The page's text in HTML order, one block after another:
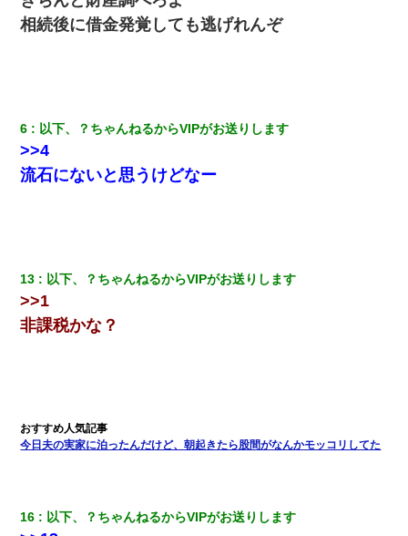
「簡単には辞めさせない」私（どうせ辞めるし…）→ 思いっきり
反論をしてみた
小学生の息子が急に様子がおかしくなった。私「理由を聞いても
選ばれたの！絶対見に来てね！」→悲しい結果がこれ・・・
私（23）冗談のつもりで上司（27）に胸を揉ませた結果・・・
婚活パーティーでよく会う美女がいた。こんな完璧な容姿を持っ
てしても結婚て難しいんだなぁ…と思ってた
のお古ですが気分はどう？」とメールを送った→
相続後に借金発覚しても逃げれんぞ
6 以下、？ちゃんねるからVIPがお送りします
>>4
流石にないと思うけどなー
13 以下、？ちゃんねるからVIPがお送りします
>>1
非課税かな？
今日夫の実家に泊ったんだけど、朝起きたら股間がなんかモッコリしてた
16 以下、？ちゃんねるからVIPがお送りします